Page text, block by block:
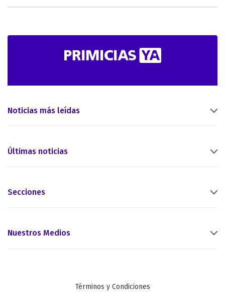
Noticias más leídas
Últimas noticias
Secciones
Nuestros Medios
Términos y Condiciones